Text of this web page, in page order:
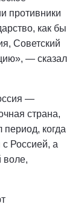
противники
как бы
Советский
— сказал
—
страна,
когда
с Россией, а
воле,